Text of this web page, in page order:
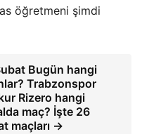
öğretmeni şimdi
Bugün hangi
Trabzonspor
Rizero hangi
maç? İşte 26
maçları →